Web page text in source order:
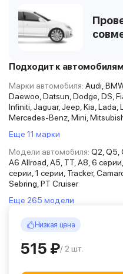
Подходит к автомобилям
Марки автомобиля: Audi,
Daewoo, Datsun, Dodge, DS,
Infiniti, Jaguar, Jeep, Kia, Lada,
Mercedes-Benz, Mini,
Еще 11 марки
Модели автомобиля: Q2, Q5,
A6 Allroad, A5, TT, A8, 6
серии, 1 серии, Tracker,
Sebring, PT Cruiser
Еще 265 модели
Низкая цена
515 ₽/ 2 шт.